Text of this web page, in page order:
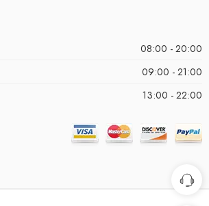
08:00 - 20:00
09:00 - 21:00
13:00 - 22:00